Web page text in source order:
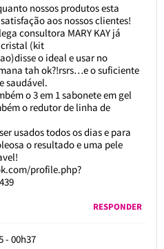
nossos produtos esta
aos nossos clientes!
consultora MARY KAY já
cristal (kit
o ideal e usar no
tah ok?!rsrs…e o suficiente
saudável.
o 3 em 1 sabonete em gel
o redutor de linha de
usados todos os dias e para
o resultado e uma pele
profile.php?
RESPONDER
- 00h37